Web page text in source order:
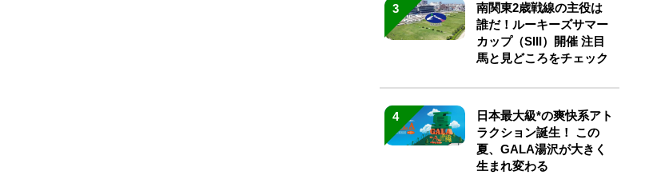
3
南関東2歳戦線の主役は
誰だ！ルーキーズサマー
カップ（SIII）開催 注目
馬と見どころをチェック
4
日本最大級*の爽快系アト
ラクション誕生！ この
夏、GALA湯沢が大きく
生まれ変わる